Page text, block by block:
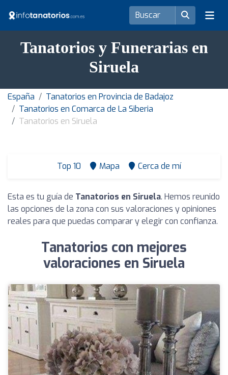
Tanatorios y Funerarias en
Siruela
España
Tanatorios en Provincia de Badajoz
Tanatorios en Comarca de La Siberia
Tanatorios en Siruela
Top 10 Mapa Cerca de mí
Esta es tu guía de Tanatorios en Siruela. Hemos reunido
las opciones de la zona con sus valoraciones y opiniones
reales para que puedas comparar y elegir con confianza.
Tanatorios con mejores
valoraciones en Siruela